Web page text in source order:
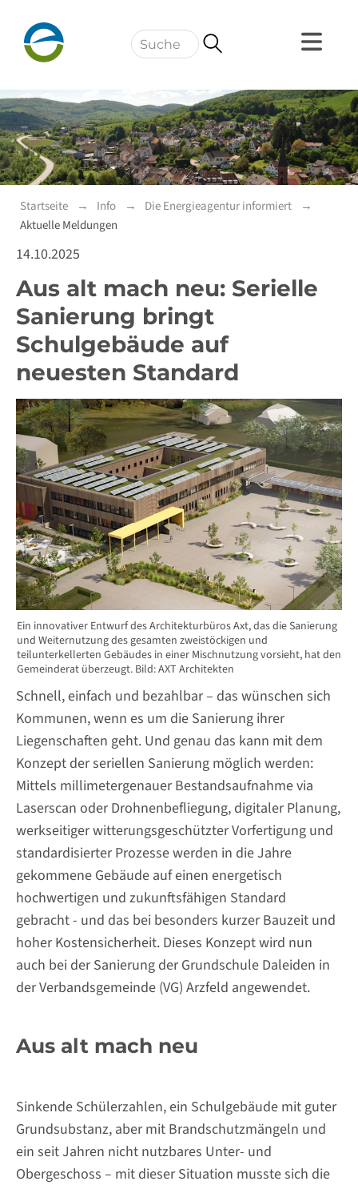
Navigation
Startseite Info
Die Energieagentur informiert
Aktuelle Meldungen
14.10.2025
Aus alt mach neu: Serielle
Sanierung bringt
Schulgebäude auf
neuesten Standard
Ein innovativer Entwurf des Architekturbüros Axt, das die Sanierung
und Weiternutzung des gesamten zweistöckigen und
teilunterkellerten Gebäudes in einer Mischnutzung vorsieht, hat den
Gemeinderat überzeugt. Bild: AXT Architekten
Schnell, einfach und bezahlbar – das wünschen sich
Kommunen, wenn es um die Sanierung ihrer
Liegenschaften geht. Und genau das kann mit dem
Konzept der seriellen Sanierung möglich werden:
Mittels millimetergenauer Bestandsaufnahme via
Laserscan oder Drohnenbefliegung, digitaler Planung,
werkseitiger witterungsgeschützter Vorfertigung und
standardisierter Prozesse werden in die Jahre
gekommene Gebäude auf einen energetisch
hochwertigen und zukunftsfähigen Standard
gebracht - und das bei besonders kurzer Bauzeit und
hoher Kostensicherheit. Dieses Konzept wird nun
auch bei der Sanierung der Grundschule Daleiden in
der Verbandsgemeinde (VG) Arzfeld angewendet.
Aus alt mach neu
Sinkende Schülerzahlen, ein Schulgebäude mit guter
Grundsubstanz, aber mit Brandschutzmängeln und
ein seit Jahren nicht nutzbares Unter- und
Obergeschoss – mit dieser Situation musste sich die